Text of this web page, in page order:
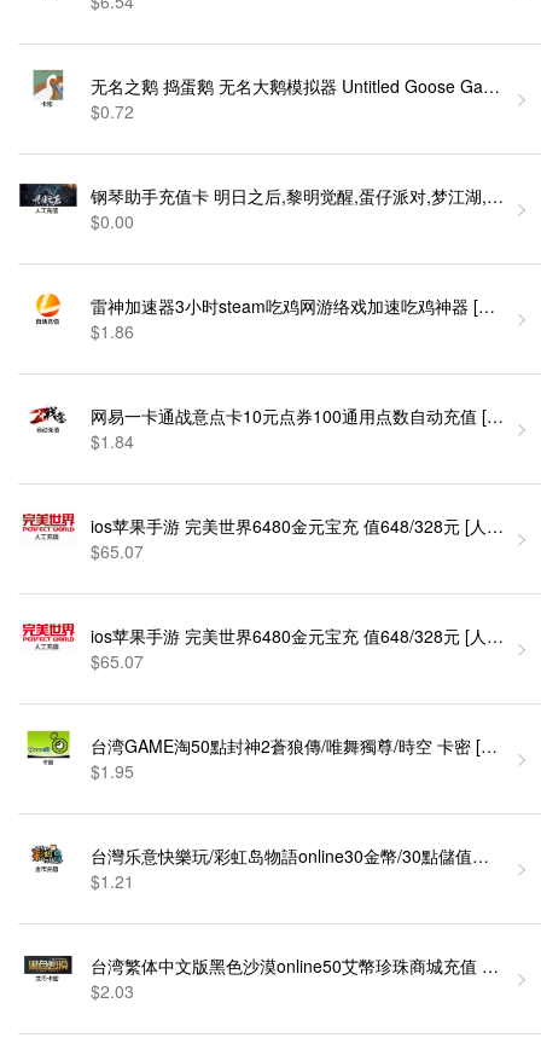
无名之鹅 捣蛋鹅 无名大鹅模拟器 Untitled Goose Game 免
$0.72
钢琴助手充值卡 明日之后,黎明觉醒,蛋仔派对,梦江湖,光遇,
$0.00
雷神加速器3小时steam吃鸡网游络戏加速吃鸡神器
$1.86
网易一卡通战意点卡10元点券100通用点数自动充值 [自动
$1.84
ios苹果手游 完美世界6480金元宝充 值648/328元 [人工发货]
$65.07
ios苹果手游 完美世界6480金元宝充 值648/328元 [人工发货]
$65.07
台湾GAME淘50點封神2蒼狼傳/唯舞獨尊/時空 卡密 [
$1.95
台灣乐意快樂玩/彩虹岛物語online30金幣/30點儲值卡 卡密
$1.21
台湾繁体中文版黑色沙漠online50艾幣珍珠商城充值 卡密 [
$2.03